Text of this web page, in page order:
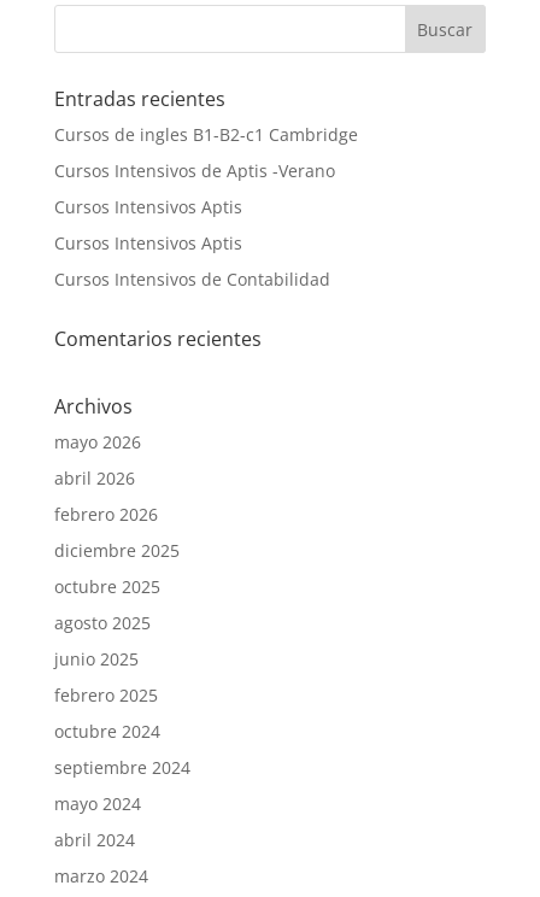
Entradas recientes
Cursos de ingles B1-B2-c1 Cambridge
Cursos Intensivos de Aptis -Verano
Cursos Intensivos Aptis
Cursos Intensivos Aptis
Cursos Intensivos de Contabilidad
Comentarios recientes
Archivos
mayo 2026
abril 2026
febrero 2026
diciembre 2025
octubre 2025
agosto 2025
junio 2025
febrero 2025
octubre 2024
septiembre 2024
mayo 2024
abril 2024
marzo 2024